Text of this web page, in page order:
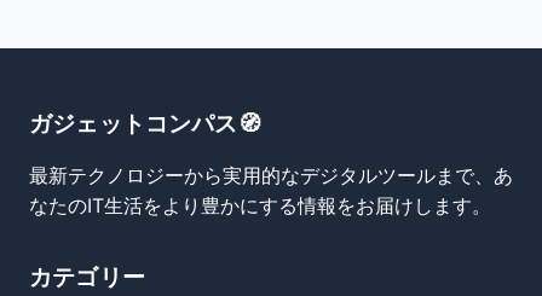
ガジェットコンパス🧭
最新テクノロジーから実用的なデジタルツールまで、あ
なたのIT生活をより豊かにする情報をお届けします。
カテゴリー